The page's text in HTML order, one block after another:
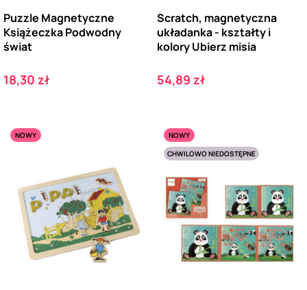
Puzzle Magnetyczne
Książeczka Podwodny
świat
Cena
18,30 zł
Scratch, magnetyczna
układanka - kształty i
kolory Ubierz misia
Cena
54,89 zł
NOWY
NOWY
CHWILOWO NIEDOSTĘPNE